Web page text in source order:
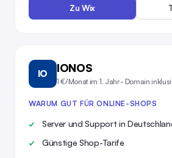
Zu Wix
IO IONOS
1 €/Monat im 1. Jahr · Domain
WARUM GUT FÜR ONLINE-SHOPS
Server und Support in
Günstige Shop-Tarife